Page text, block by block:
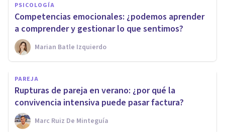
PSICOLOGÍA
Competencias emocionales: ¿podemos aprender
a comprender y gestionar lo que sentimos?
Marian Batle Izquierdo
PAREJA
Rupturas de pareja en verano: ¿por qué la
convivencia intensiva puede pasar factura?
Marc Ruiz De Minteguía